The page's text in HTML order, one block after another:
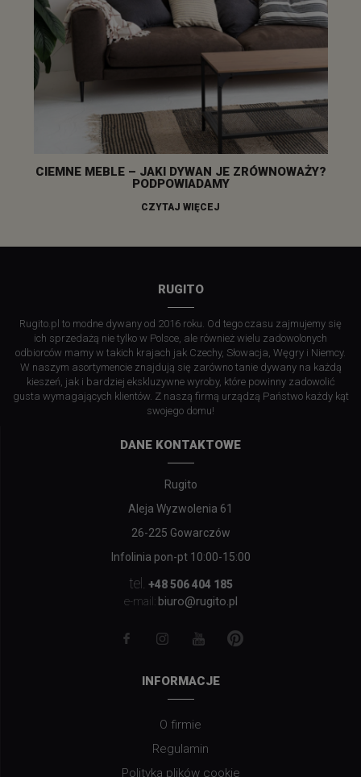
CIEMNE MEBLE – JAKI DYWAN JE ZRÓWNOWAŻY?
PODPOWIADAMY
CZYTAJ WIĘCEJ
RUGITO
Rugito.pl to modne dywany od 2016 roku. Od tego czasu zajmujemy się
ich sprzedażą nie tylko w Polsce, ale również wielu zadowolonych
odbiorców mamy w takich krajach jak Czechy, Słowacja, Węgry i Niemcy.
W naszym asortymencie znajdują się zarówno tanie dywany na każdą
kieszeń, jak i bardziej ekskluzywne wyroby, które powinny zadowolić
gusta wymagających klientów. Z naszą firmą urządzą Państwo każdy kąt
swojego domu!
DANE KONTAKTOWE
Rugito
Aleja Wyzwolenia 61
26-225 Gowarczów
Infolinia pon-pt 10:00-15:00
tel.
+48 506 404 185
e-mail: biuro@rugito.pl
INFORMACJE
O firmie
Regulamin
Polityka plików cookie